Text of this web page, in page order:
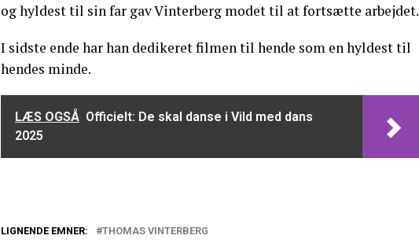
og hyldest til sin far gav Vinterberg modet til at fortsætte arbejdet.
I sidste ende har han dedikeret filmen til hende som en hyldest til
hendes minde.
LÆS OGSÅ Officielt: De skal danse i Vild med dans
2025
LIGNENDE EMNER: THOMAS VINTERBERG